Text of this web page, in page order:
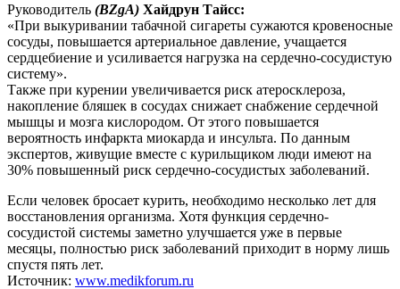
Руководитель (BZgA) Хайдрун Тайсс:
«При выкуривании табачной сигареты сужаются кровеносные
сосуды, повышается артериальное давление, учащается
сердцебиение и усиливается нагрузка на сердечно-сосудистую
систему».
Также при курении увеличивается риск атеросклероза,
накопление бляшек в сосудах снижает снабжение сердечной
мышцы и мозга кислородом. От этого повышается
вероятность инфаркта миокарда и инсульта. По данным
экспертов, живущие вместе с курильщиком люди имеют на
30% повышенный риск сердечно-сосудистых заболеваний.
Если человек бросает курить, необходимо несколько лет для
восстановления организма. Хотя функция сердечно-
сосудистой системы заметно улучшается уже в первые
месяцы, полностью риск заболеваний приходит в норму лишь
спустя пять лет.
Источник: www.medikforum.ru